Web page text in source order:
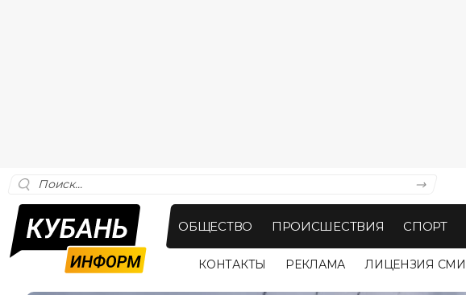
ОБЩЕСТВО ПРОИСШЕСТВИЯ СПОРТ
КОНТАКТЫ РЕКЛАМА ЛИЦЕНЗИЯ СМИ